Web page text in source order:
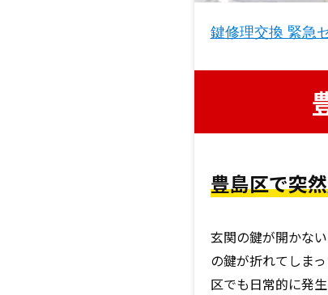
鍵修理交換 緊急
豊島区で突
玄関の鍵が開かな
の鍵が折れてしま
区でも日常的に発